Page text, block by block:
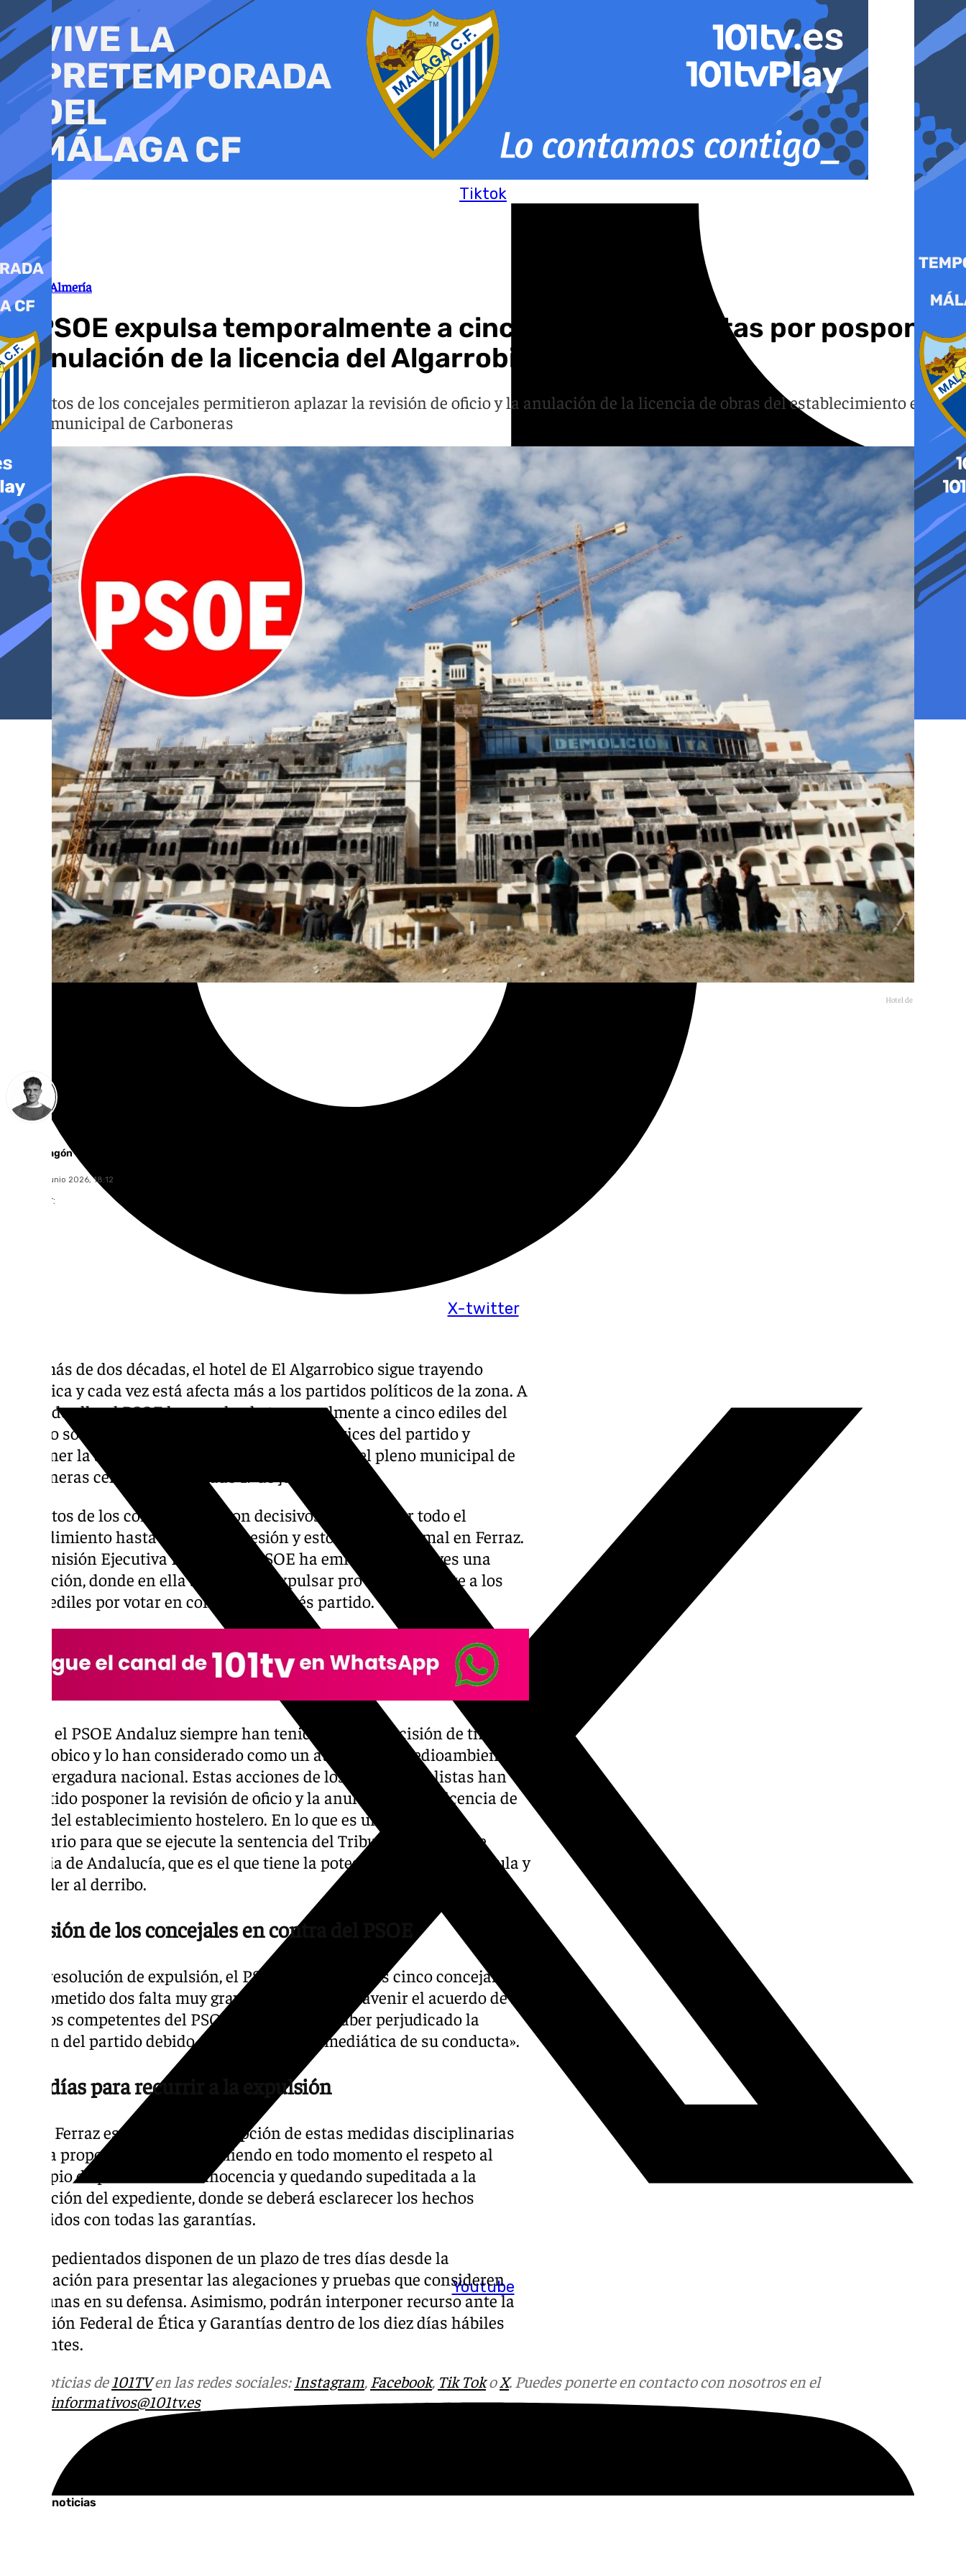
al
contenido
Tiktok
X-twitter
Youtube
Política Almería
El PSOE expulsa temporalmente a cinco ediles socialistas por posponer
la anulación de la licencia del Algarrobico
Los votos de los concejales permitieron aplazar la revisión de oficio y la anulación de la licencia de obras del establecimiento en el
pleno municipal de Carboneras
Hotel de El Algarrobico
Jorge Aragón
jueves, 18 junio 2026, 18:12
Compartir:
Tras más de dos décadas, el hotel de El Algarrobico sigue trayendo
polémica y cada vez está afecta más a los partidos políticos de la zona. A
causa de ello, el PSOE ha expulsado temporalmente a cinco ediles del
partido socialista por ir en contra de las directrices del partido y
posponer la anulación de la licencia del hotel en el pleno municipal de
Carboneras celebrado el pasado 17 de junio.
Los votos de los concejales fueron decisivos para atrasar todo el
procedimiento hasta la próxima sesión y esto ha sentado mal en Ferraz.
La Comisión Ejecutiva Federal del PSOE ha emitido este jueves una
resolución, donde en ella se acuerda expulsar provisionalmente a los
cinco ediles por votar en contra del interés partido.
Desde el PSOE Andaluz siempre han tenido claro la decisión de tirar El
Algarrobico y lo han considerado como un atentado al medioambiente
de envergadura nacional. Estas acciones de los ediles socialistas han
permitido posponer la revisión de oficio y la anulación de la licencia de
obras del establecimiento hostelero. En lo que es un paso previo
necesario para que se ejecute la sentencia del Tribunal Superior de
Justicia de Andalucía, que es el que tiene la potestad de declararla nula y
proceder al derribo.
Decisión de los concejales en contra del PSOE
En la resolución de expulsión, el PSOE señala que los cinco concejales
han cometido dos falta muy graves, una por contravenir el acuerdo de los
órganos competentes del PSOE-A» y otra por haber perjudicado la
imagen del partido debido a la «repercusión mediática de su conducta».
Tres días para recurrir a la expulsión
Desde Ferraz estiman que la adopción de estas medidas disciplinarias
resulta proporcionada, manteniendo en todo momento el respeto al
principio de presunción de inocencia y quedando supeditada a la
resolución del expediente, donde se deberá esclarecer los hechos
atribuidos con todas las garantías.
Los expedientados disponen de un plazo de tres días desde la
notificación para presentar las alegaciones y pruebas que consideren
oportunas en su defensa. Asimismo, podrán interponer recurso ante la
Comisión Federal de Ética y Garantías dentro de los diez días hábiles
siguientes.
Más noticias de101TVen las redes sociales:Instagram, Facebook, Tik TokoX. Puedes ponerte en contacto con nosotros en el
informativos@101tv.es
Últimas noticias